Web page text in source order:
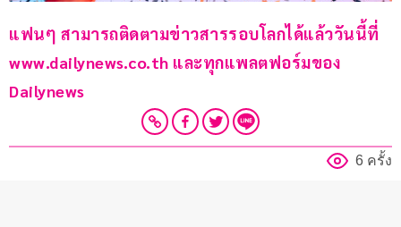
แฟนๆ สามารถติดตามข่าวสารรอบโลกได้แล้ววันนี้ที่
www.dailynews.co.th และทุกแพลตฟอร์มของ
Dailynews
6 ครั้ง